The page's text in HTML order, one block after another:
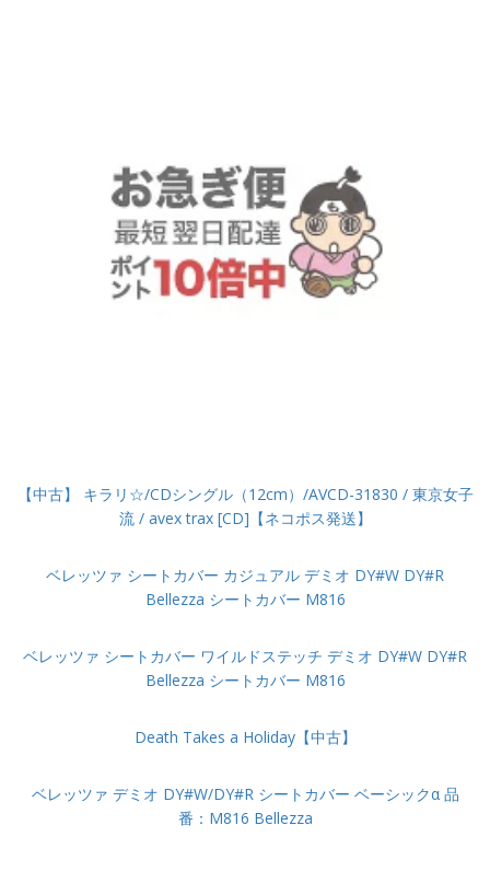
【中古】 キラリ☆/CDシングル（12cm）/AVCD-31830 / 東京女子
流 / avex trax [CD]【ネコポス発送】
ベレッツァ シートカバー カジュアル デミオ DY#W DY#R
Bellezza シートカバー M816
ベレッツァ シートカバー ワイルドステッチ デミオ DY#W DY#R
Bellezza シートカバー M816
Death Takes a Holiday【中古】
ベレッツァ デミオ DY#W/DY#R シートカバー ベーシックα 品
番：M816 Bellezza